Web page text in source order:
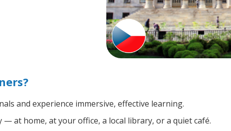
and experience immersive, effective learning.
at home, at your office, a local library, or a quiet café.